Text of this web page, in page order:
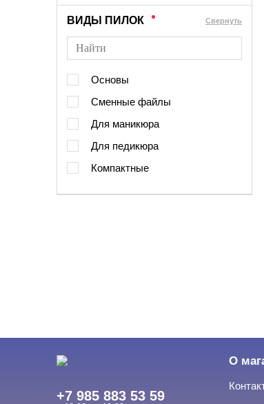
ВИДЫ ПИЛОК Cвернуть
Основы
Сменные файлы
Для маникюра
Для педикюра
Компактные
+7 985 883 53 59
О